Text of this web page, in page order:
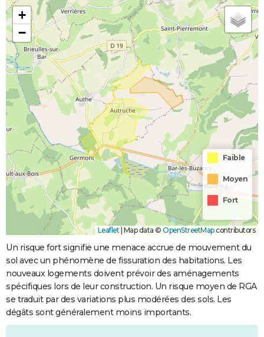
+
−
Faible
Moyen
Fort
Leaflet | Map data © OpenStreetMapcontributors
Un risque fort signifie une menace accrue de mouvement du
sol avec un phénomène de fissuration des habitations. Les
nouveaux logements doivent prévoir des aménagements
spécifiques lors de leur construction. Un risque moyen de RGA
se traduit par des variations plus modérées des sols. Les
dégâts sont généralement moins importants.